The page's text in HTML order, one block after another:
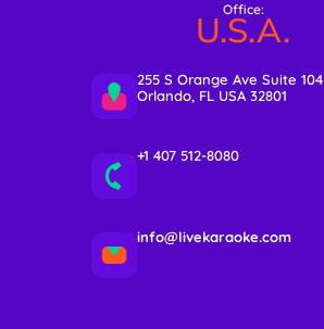
Office:
U.S.A.
255 S Orange Ave Suite 104
Orlando, FL USA 32801
+1 407 512-8080
info@livekaraoke.com